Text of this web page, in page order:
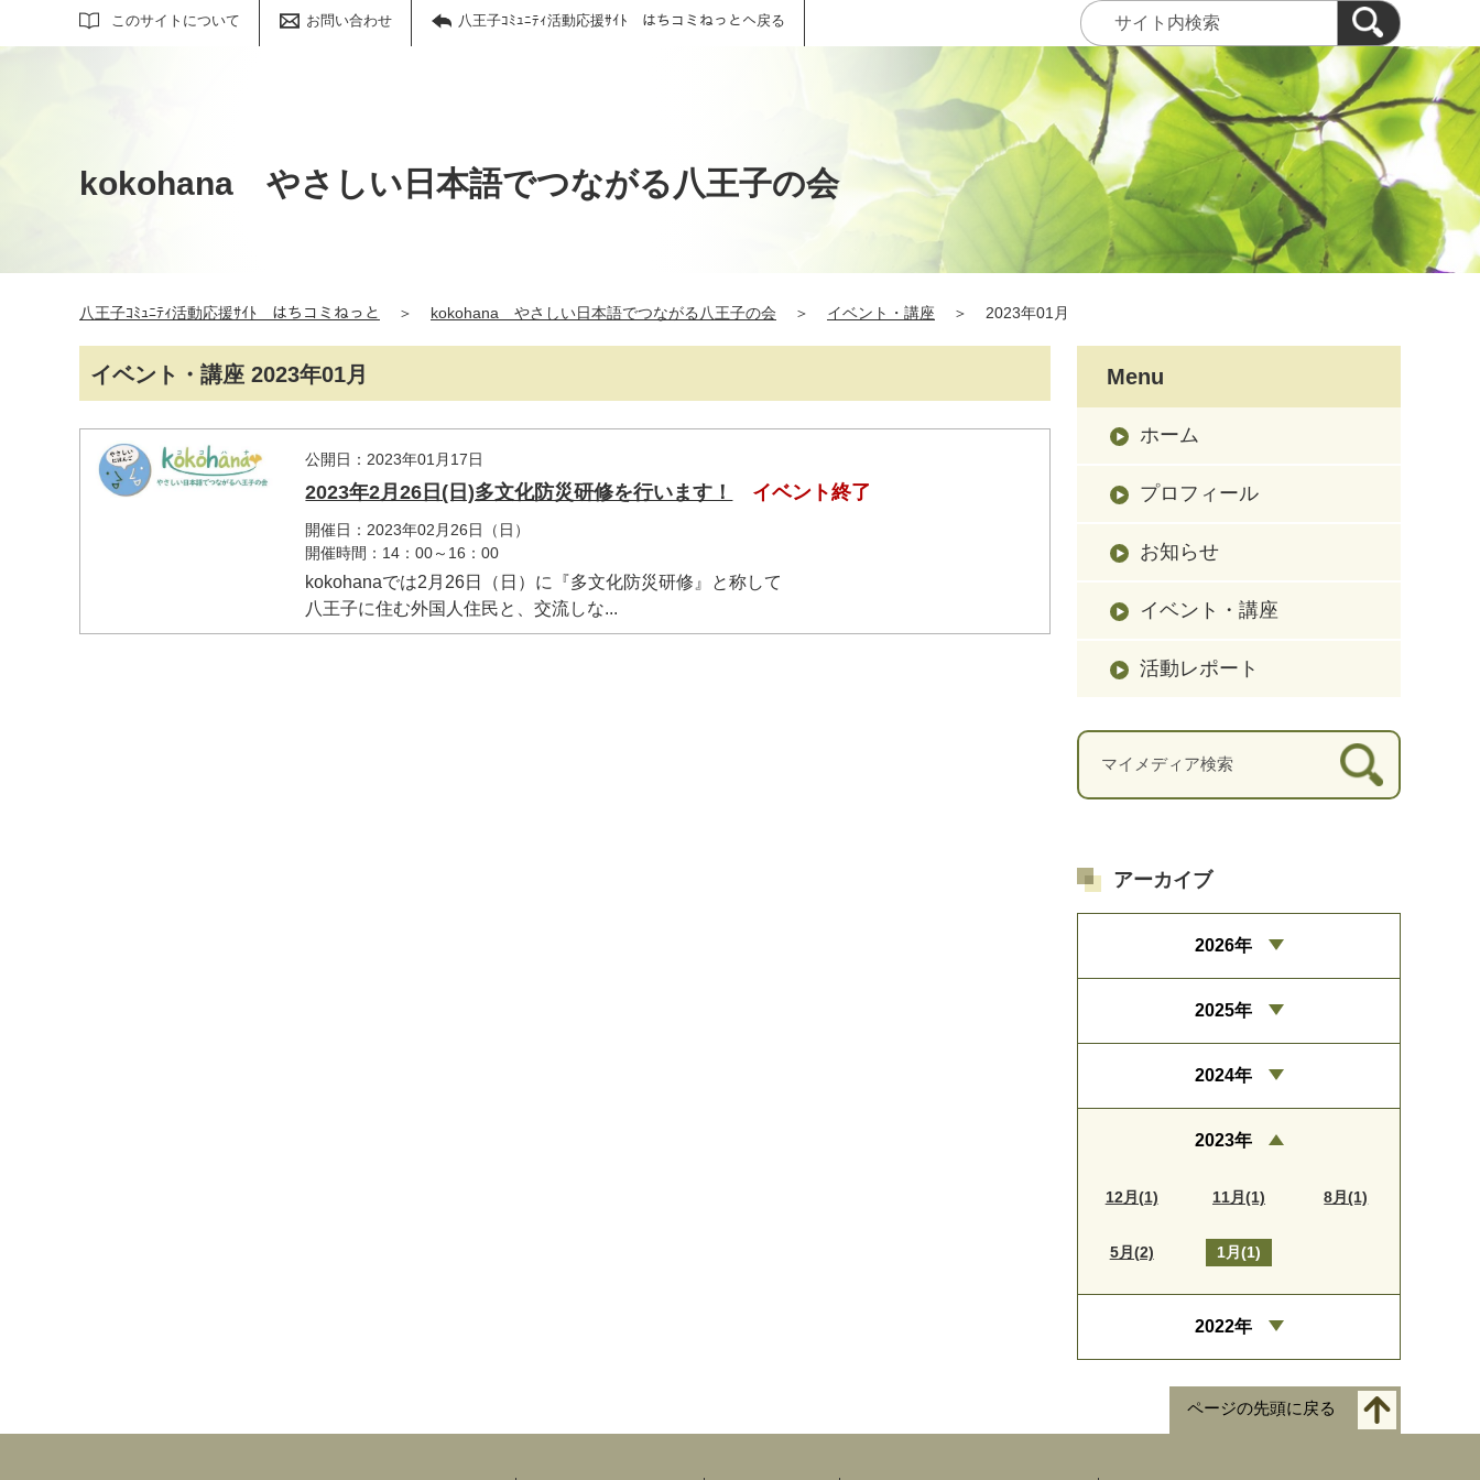
このサイトについて お問い合わせ 八王子ｺﾐｭﾆﾃｨ活動応援ｻｲﾄ はちコミねっとへ戻る
サイト内検索
kokohana やさしい日本語でつながる八王子の会
八王子ｺﾐｭﾆﾃｨ活動応援ｻｲﾄ はちコミねっと ＞ kokohana やさしい日本語でつながる八王子の会 ＞ イベント・講座 ＞ 2023年01月
イベント・講座 2023年01月
公開日：2023年01月17日
2023年2月26日(日)多文化防災研修を行います！ イベント終了
開催日：2023年02月26日（日）
開催時間：14：00～16：00
kokohanaでは2月26日（日）に『多文化防災研修』と称して
八王子に住む外国人住民と、交流しな...
Menu
ホーム
プロフィール
お知らせ
イベント・講座
活動レポート
アーカイブ
2026年
2025年
2024年
2023年
12月(1) 11月(1) 8月(1)
5月(2) 1月(1)
2022年
ページの先頭に戻る